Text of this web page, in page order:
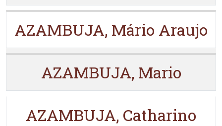
AZAMBUJA, Mário Araujo
AZAMBUJA, Mario
AZAMBUJA, Catharino